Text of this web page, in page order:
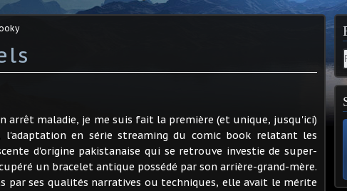
arrêt maladie, je me suis fait la première (et unique, jusqu'ici)
l'adaptation en série streaming du comic book relatant les
d'origine pakistanaise qui se retrouve investie de super-
un bracelet antique possédé par son arrière-grand-mère.
par ses qualités narratives ou techniques, elle avait le mérite